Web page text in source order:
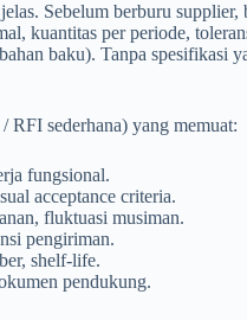
Sebelum berburu supplier,
kuantitas per periode,
baku). Tanpa spesifikasi
RFI sederhana) yang memuat:
fungsional.
acceptance criteria.
fluktuasi musiman.
pengiriman.
shelf-life.
pendukung.